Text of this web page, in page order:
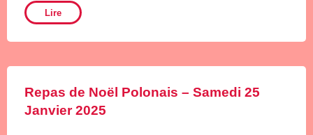
Lire
Repas de Noël Polonais – Samedi 25
Janvier 2025